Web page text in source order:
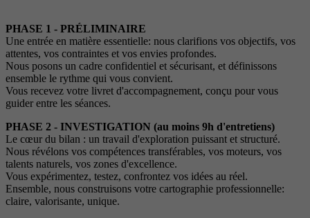
PHASE 1 - PRÉLIMINAIRE
Une entrée en matière essentielle: nous clarifions vos objectifs, vos
attentes, vos contraintes et vos envies profondes.
Nous posons un cadre confidentiel et sécurisant, et définissons
ensemble le rythme qui vous convient.
Vous recevez votre livret d'accompagnement, conçu pour vous
guider entre les séances.
PHASE 2 - INVESTIGATION (au moins 9h d'entretiens)
Le cœur du bilan : un travail d'exploration puissant et structuré.
Nous révélons vos compétences transférables, vos moteurs, vos
talents naturels, vos zones d'excellence.
Vous expérimentez, testez, confrontez vos idées au réel.
Ensemble, nous construisons votre cartographie professionnelle:
claire, valorisante, unique.